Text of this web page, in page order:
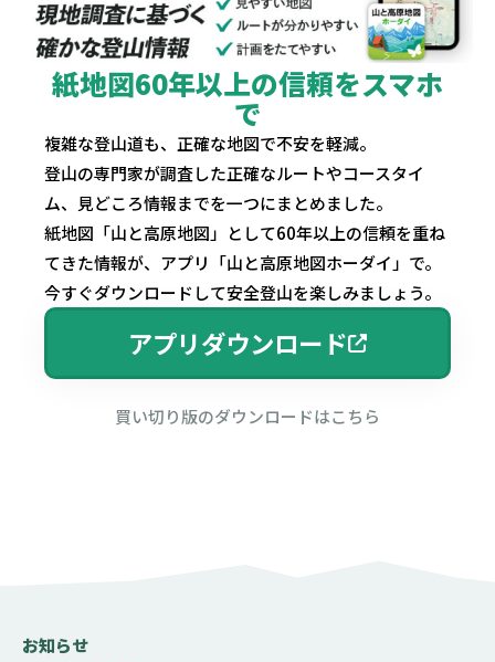
紙地図60年以上の信頼をスマホ
で
複雑な登山道も、正確な地図で不安を軽減。
登山の専門家が調査した正確なルートやコースタイ
ム、見どころ情報までを一つにまとめました。
紙地図「山と高原地図」として60年以上の信頼を重ね
てきた情報が、アプリ「山と高原地図ホーダイ」で。
今すぐダウンロードして安全登山を楽しみましょう。
アプリダウンロード
買い切り版のダウンロードはこちら
お知らせ